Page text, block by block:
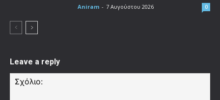
Aniram - 7 Αυγούστου 2026 0
Leave a reply